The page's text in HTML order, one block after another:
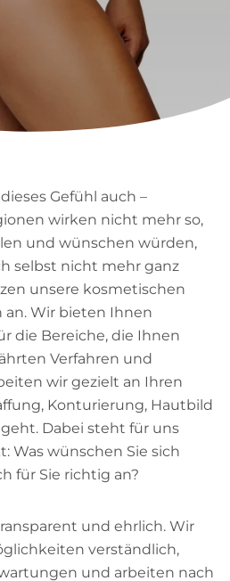
Gefühl auch –
wirken nicht mehr so,
und wünschen würden,
selbst nicht mehr ganz
unsere kosmetischen
Wir bieten Ihnen
die Bereiche, die Ihnen
Verfahren und
wir gezielt an Ihren
Konturierung, Hautbild
Dabei steht für uns
Was wünschen Sie sich
für Sie richtig an?
und ehrlich. Wir
verständlich,
und arbeiten nach